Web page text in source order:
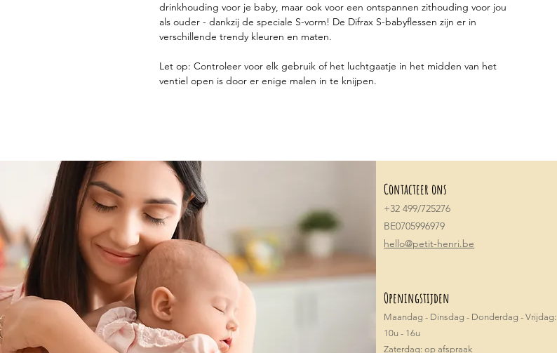
drinkhouding voor je baby, maar ook voor een ontspannen zithouding voor jou
als ouder - dankzij de speciale S-vorm! De Difrax S-babyflessen zijn er in
verschillende trendy kleuren en maten.
Let op: Controleer voor elk gebruik of het luchtgaatje in het midden van het
ventiel open is door er enige malen in te knijpen.
Contacteer ons
+32 499/725276
BE0705996979
hello@petit-henri.be
Openingstijden
Maandag - Dinsdag - Donderdag - Vrijdag:
10u - 16u
​​Zaterdag: op afspraak